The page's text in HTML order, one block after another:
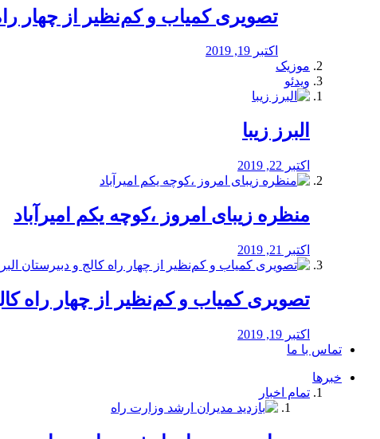
️تصویری کمیاب و کم‌نظیر از چهار راه
اکتبر 19, 2019
موزیک
ویدئو
البرز زیبا
اکتبر 22, 2019
منظره‌‌ زیبای امروز ،کوچه یکم امیرآباد
اکتبر 21, 2019
️تصویری کمیاب و کم‌نظیر از چهار راه كالج و
اکتبر 19, 2019
تماس با ما
خبرها
تمام اخبار